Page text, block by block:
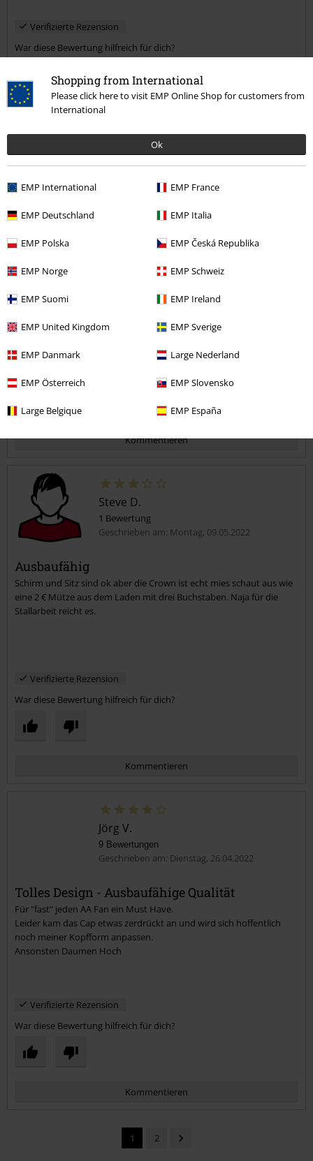
Shopping from International
Please click here to visit EMP Online Shop for customers from
International
Ok
EMP International EMP France
EMP Deutschland EMP Italia
EMP Polska EMP Česká Republika
EMP Norge EMP Schweiz
EMP Suomi EMP Ireland
EMP United Kingdom EMP Sverige
EMP Danmark Large Nederland
EMP Österreich EMP Slovensko
Large Belgique EMP España
Verifizierte Rezension
War diese Bewertung hilfreich für dich?
6 Bewertungen
Nicht so doll
eine 2 € Mütze aus dem Laden mit drei Buchstaben. Naja für die
Verifizierte Rezension
Kommentieren
Kommentar jetzt abschicken!
Steve D.
1 Bewertung
Geschrieben am: Montag, 09.05.2022
Ausbaufähig
Schirm und Sitz sind ok aber die Crown ist echt mies schaut aus wie
eine 2 € Mütze aus dem Laden mit drei Buchstaben. Naja für die
Stallarbeit reicht es.
Verifizierte Rezension
War diese Bewertung hilfreich für dich?
Kommentieren
Kommentar jetzt abschicken!
Jörg V.
9 Bewertungen
Geschrieben am: Dienstag, 26.04.2022
Tolles Design - Ausbaufähige Qualität
Für "fast" jeden AA Fan ein Must Have.
Leider kam das Cap etwas zerdrückt an und wird sich hoffentlich
noch meiner Kopfform anpassen.
Ansonsten Daumen Hoch
Verifizierte Rezension
War diese Bewertung hilfreich für dich?
Kommentieren
1 2